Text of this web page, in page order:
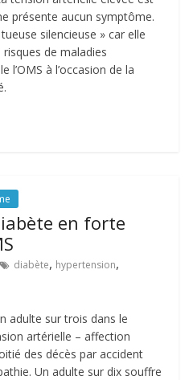
présente aucun symptôme.
silencieuse » car elle
de maladies
l’OMS à l’occasion de la
en forte
diabète, hypertension,
adulte sur trois dans le
artérielle – affection
des décès par accident
Un adulte sur dix souffre